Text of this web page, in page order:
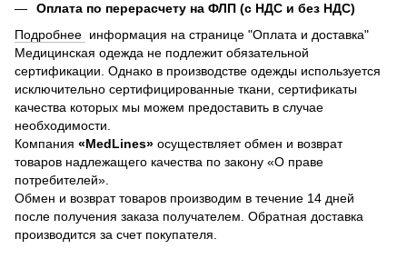
Оплата по перерасчету на ФЛП (с НДС и без НДС)
Подробнее информация на странице "Оплата и доставка"
Медицинская одежда не подлежит обязательной
сертификации. Однако в производстве одежды используется
исключительно сертифицированные ткани, сертификаты
качества которых мы можем предоставить в случае
необходимости.
Компания «MedLines» осуществляет обмен и возврат
товаров надлежащего качества по закону «О праве
потребителей».
Обмен и возврат товаров производим в течение 14 дней
после получения заказа получателем. Обратная доставка
производится за счет покупателя.